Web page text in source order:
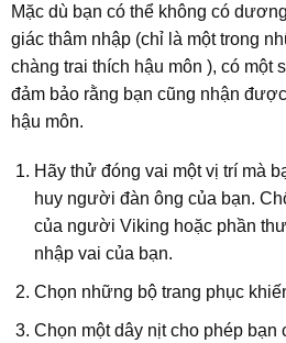
Mặc dù bạn có thể không có
giác thâm nhập (chỉ là một trong
chàng trai thích hậu môn ), có một
đảm bảo rằng bạn cũng nhận
hậu môn.
Hãy thử đóng vai một vị trí mà
huy người đàn ông của bạn.
của người Viking hoặc phần
nhập vai của bạn.
Chọn những bộ trang phục
Chọn một dây nịt cho phép bạn